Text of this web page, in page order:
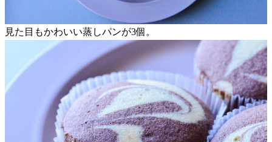
見た目もかわいい蒸しパンが3個。